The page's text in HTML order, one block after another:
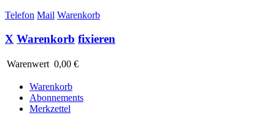
Telefon Mail Warenkorb
X Warenkorb fixieren
Warenwert 0,00 €
Warenkorb
Abonnements
Merkzettel